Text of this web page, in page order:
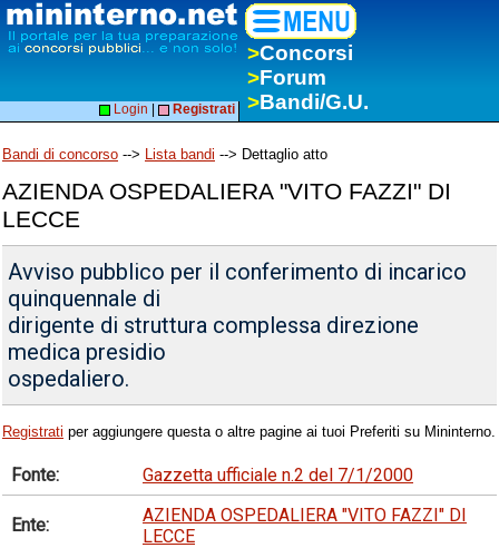
>Concorsi
>Forum
>Bandi/G.U.
Login Registrati
Bandi di concorso --> Lista bandi --> Dettaglio atto
AZIENDA OSPEDALIERA "VITO FAZZI" DI
LECCE
Avviso pubblico per il conferimento di incarico
quinquennale di
dirigente di struttura complessa direzione
medica presidio
ospedaliero.
Registrati per aggiungere questa o altre pagine ai tuoi Preferiti su Mininterno.
Fonte: Gazzetta ufficiale n.2 del 7/1/2000
Ente:
AZIENDA OSPEDALIERA "VITO FAZZI" DI
LECCE